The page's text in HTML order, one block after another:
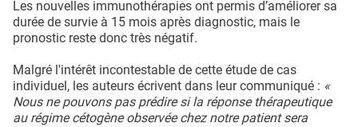
Les nouvelles immunothérapies ont permis d’améliorer sa
durée de survie à 15 mois après diagnostic, mais le
pronostic reste donc très négatif.
Malgré l'intérêt incontestable de cette étude de cas
individuel, les auteurs écrivent dans leur communiqué : «
Nous ne pouvons pas prédire si la réponse thérapeutique
au régime cétogène observée chez notre patient sera